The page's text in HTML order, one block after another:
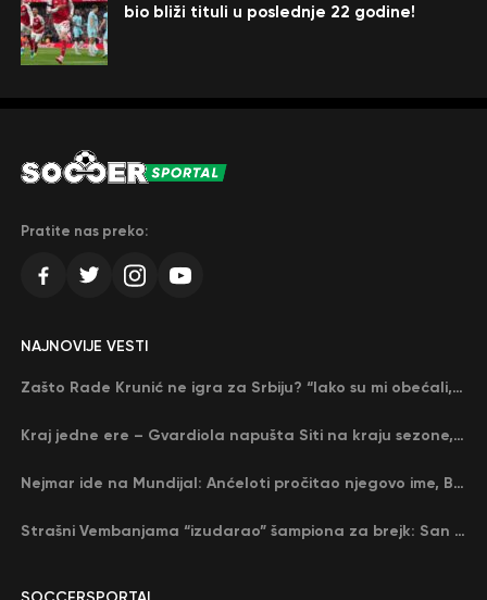
bio bliži tituli u poslednje 22 godine!
Pratite nas preko:
NAJNOVIJE VESTI
Zašto Rade Krunić ne igra za Srbiju? “Iako su mi obećali, niko me nije zvao…”
Kraj jedne ere – Gvardiola napušta Siti na kraju sezone, menja ga njegov nekadašnji rival
Nejmar ide na Mundijal: Anćeloti pročitao njegovo ime, Brazil u delirijumu (VIDEO)
Strašni Vembanjama “izudarao” šampiona za brejk: San Antonio poveo protiv Oklahome